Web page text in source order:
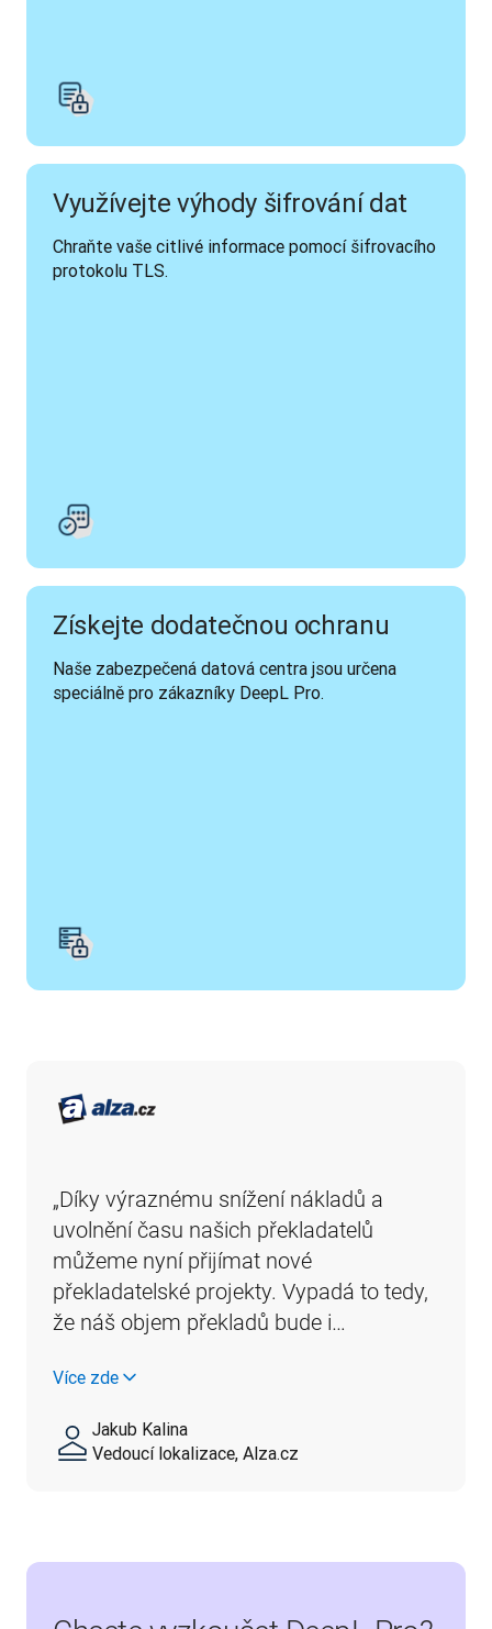
Využívejte výhody šifrování dat
Chraňte vaše citlivé informace pomocí šifrovacího
protokolu TLS.
Získejte dodatečnou ochranu
Naše zabezpečená datová centra jsou určena
speciálně pro zákazníky DeepL Pro.
„Díky výraznému snížení nákladů a
uvolnění času našich překladatelů
můžeme nyní přijímat nové
překladatelské projekty. Vypadá to tedy,
že náš objem překladů bude i…
Více zde
Jakub Kalina
Vedoucí lokalizace, Alza.cz